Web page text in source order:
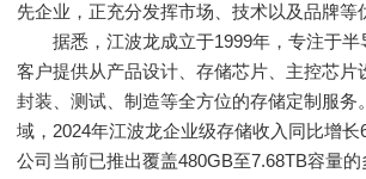
先企业，正充分发挥市场、技术以及品牌等
据悉，江波龙成立于1999年，专注于半
客户提供从产品设计、存储芯片、主控芯片
封装、测试、制造等全方位的存储定制服务
域，2024年江波龙企业级存储收入同比增长
公司当前已推出覆盖480GB至7.68TB容量